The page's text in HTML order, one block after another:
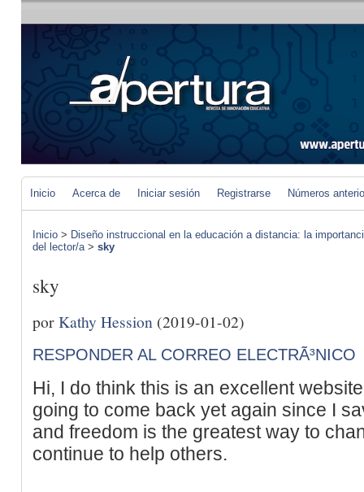
Inicio Acerca de Iniciar sesión Registrarse Números
Inicio > Diseño instruccional en la educación a distancia: la
del lector/a> sky
sky
porKathy Hession (2019-01-02)
RESPONDER AL CORREO ELECTRÃ³NICO
Hi, I do think this is an excellent
going to come back yet again since I
and freedom is the greatest way to
continue to help others.